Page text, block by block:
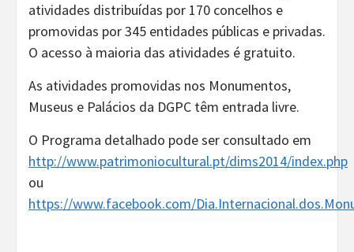
atividades distribuídas por 170 concelhos e
promovidas por 345 entidades públicas e privadas.
O acesso à maioria das atividades é gratuito.
As atividades promovidas nos Monumentos,
Museus e Palácios da DGPC têm entrada livre.
O Programa detalhado pode ser consultado em
http://www.patrimoniocultural.pt/dims2014/index.php
ou
https://www.facebook.com/